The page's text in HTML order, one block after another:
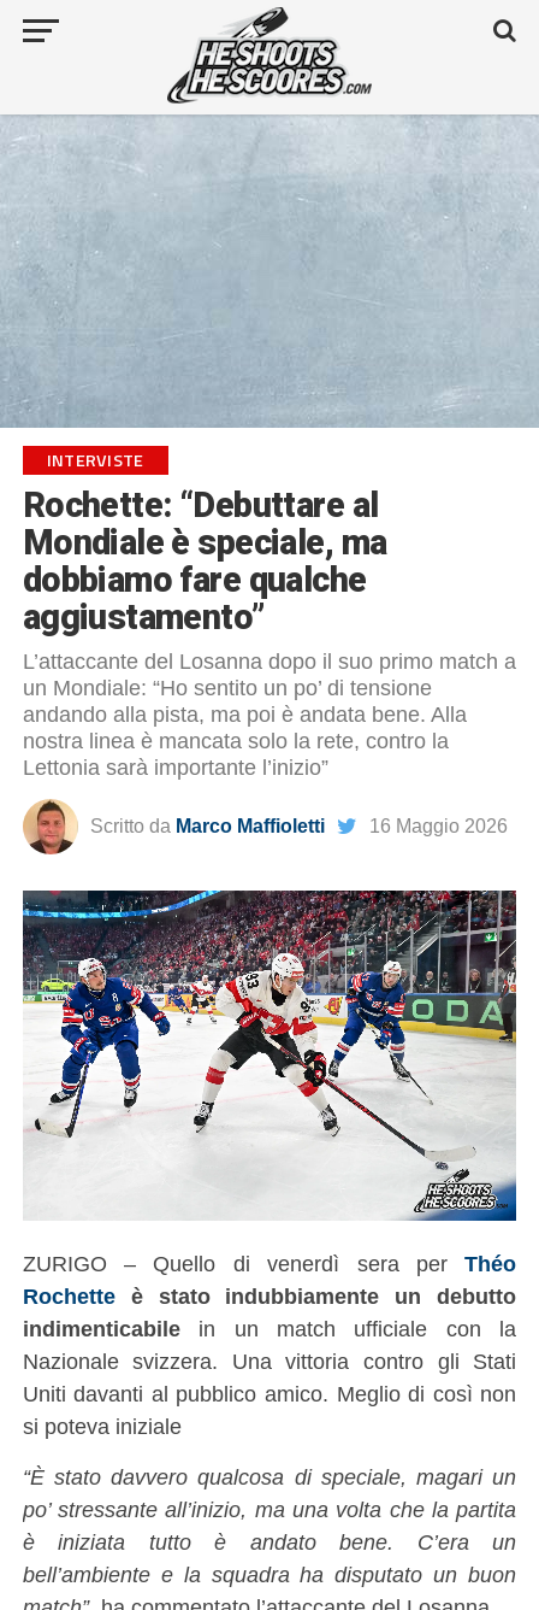
INTERVISTE
Rochette: “Debuttare al
Mondiale è speciale, ma
dobbiamo fare qualche
aggiustamento”
L’attaccante del Losanna dopo il suo primo match a
un Mondiale: “Ho sentito un po’ di tensione
andando alla pista, ma poi è andata bene. Alla
nostra linea è mancata solo la rete, contro la
Lettonia sarà importante l’inizio”
Scritto da Marco Maffioletti 16 Maggio 2026
ZURIGO – Quello di venerdì sera perThéo
Rochetteè stato indubbiamente un debutto
indimenticabilein un match ufficiale con la
Nazionale svizzera. Una vittoria contro gli Stati
Uniti davanti al pubblico amico. Meglio di così non
si poteva iniziale
“È stato davvero qualcosa di speciale, magari un
po’ stressante all’inizio, ma una volta che la partita
è iniziata tutto è andato bene. C’era un
bell’ambiente e la squadra ha disputato un buon